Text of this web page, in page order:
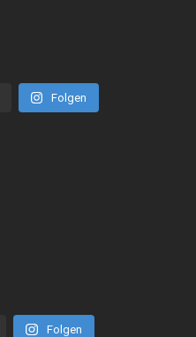
Folgen
Folgen